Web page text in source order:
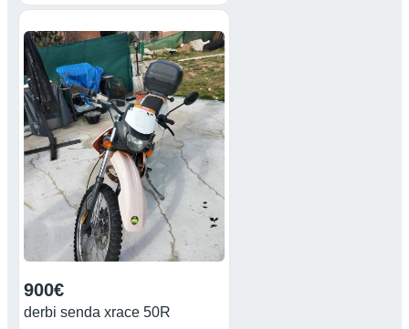
ve en las fotos no preguntar
tonterías doy la cancha lateral
original pero hay que repararla
por eso lleva esa. no
gilipollezes ni tonterías no sale
sin transferir no negociable.
tengo todas las piezas de serie
menos escape.mas
información preguntar
900€
derbi senda xrace 50R